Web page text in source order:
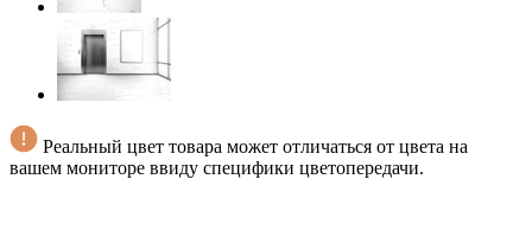
Реальный цвет товара может отличаться от цвета на
вашем мониторе ввиду специфики цветопередачи.